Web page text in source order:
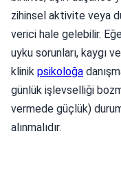
zihinsel aktivite veya
verici hale gelebilir.
uyku sorunları, kaygı
klinik psikoloğa
günlük işlevselliği
vermede güçlük)
alınmalıdır.